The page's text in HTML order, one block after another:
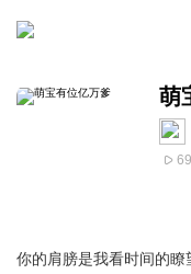
萌
你的肩膀是我看时间的